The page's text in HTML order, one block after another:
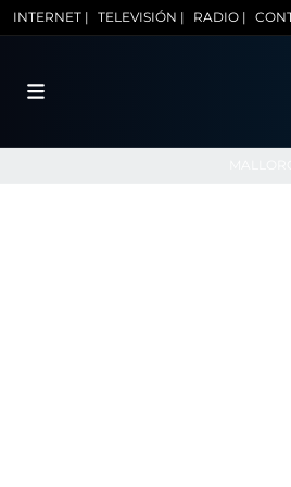
INTERNET | TELEVISIÓN | RADIO |